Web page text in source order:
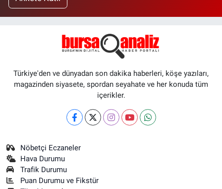
Türkiye'den ve dünyadan son dakika haberleri, köşe yazıları,
magazinden siyasete, spordan seyahate ve her konuda tüm
içerikler.
Nöbetçi Eczaneler
Hava Durumu
Trafik Durumu
Puan Durumu ve Fikstür